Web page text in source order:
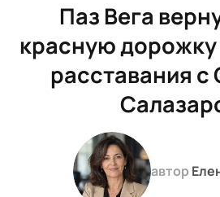
Паз Вега
красную
расставания
автор